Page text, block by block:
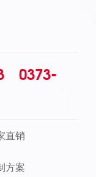
0373-
直销
方案